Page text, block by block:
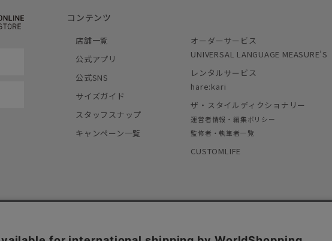
コンテンツ
店舗一覧
公式アプリ
公式SNS
サイズガイド
スタッフスナップ
キャンペーン一覧
オーダーサービス
UNIVERSAL LANGUAGE MEASURE’S
レンタルサービス
hare:kari
ザ・スタイルディクショナリー
運営者情報・編集ポリシー
監修者・執筆者一覧
CUSTOMLIFE